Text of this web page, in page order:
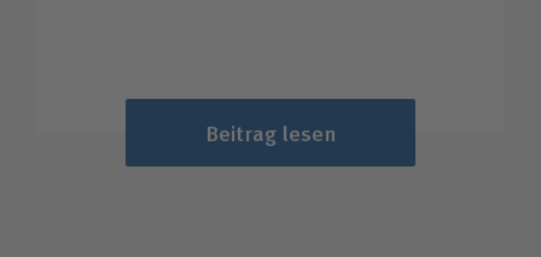
Beitrag lesen